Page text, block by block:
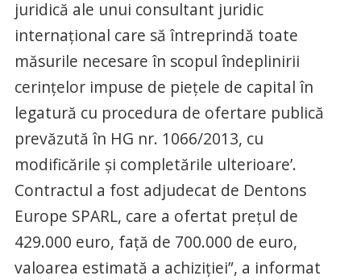
juridică ale unui consultant juridic
internaţional care să întreprindă toate
măsurile necesare în scopul îndeplinirii
cerinţelor impuse de pieţele de capital în
legatură cu procedura de ofertare publică
prevăzută în HG nr. 1066/2013, cu
modificările şi completările ulterioare’.
Contractul a fost adjudecat de Dentons
Europe SPARL, care a ofertat preţul de
429.000 euro, faţă de 700.000 de euro,
valoarea estimată a achiziţiei”, a informat